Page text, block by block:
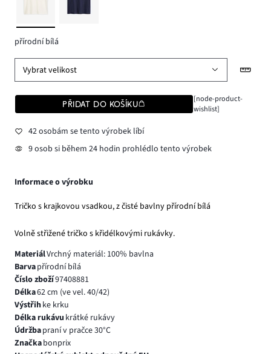
přírodní bílá
Vybrat velikost
PŘIDAT DO KOŠÍKU
[node-product-
wishlist]
42 osobám se tento výrobek líbí
9 osob si během 24 hodin prohlédlo tento výrobek
Informace o výrobku
Tričko s krajkovou vsadkou, z čisté bavlny přírodní bílá
Volně střižené tričko s křidélkovými rukávky.
MateriálVrchný materiál: 100% bavlna
Barvapřírodní bílá
Číslo zboží97408881
Délka62 cm (ve vel. 40/42)
Výstřihke krku
Délka rukávu krátké rukávy
Údržbapraní v pračce 30°C
Značkabonprix